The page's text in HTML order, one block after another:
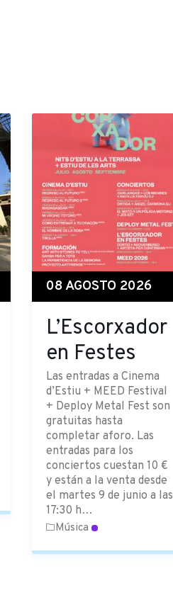
08 AGOSTO 2026
L’Escorxador
en Festes
Las entradas a Cinema
d’Estiu + MEED Festival
+ Deploy Metal Fest son
gratuitas hasta
completar aforo. Las
entradas para los
conciertos cuestan 10 €
y están a la venta desde
el martes 9 de junio a las
17:30 h…
Música